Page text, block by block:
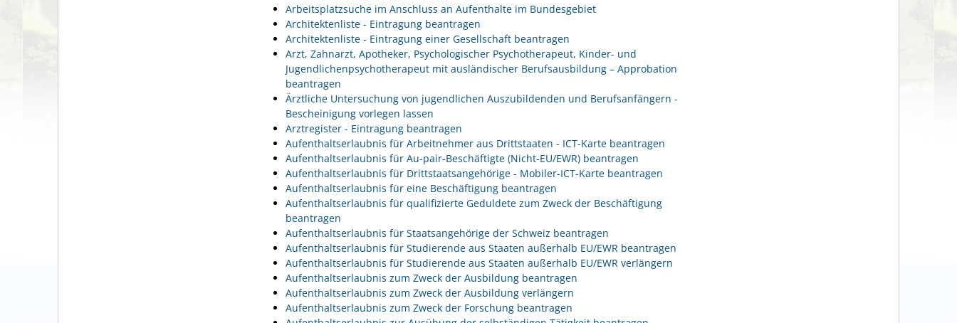
Arbeitsplatzsuche im Anschluss an Aufenthalte im Bundesgebiet
Architektenliste - Eintragung beantragen
Architektenliste - Eintragung einer Gesellschaft beantragen
Arzt, Zahnarzt, Apotheker, Psychologischer Psychotherapeut, Kinder- und
Jugendlichenpsychotherapeut mit ausländischer Berufsausbildung – Approbation
beantragen
Ärztliche Untersuchung von jugendlichen Auszubildenden und Berufsanfängern -
Bescheinigung vorlegen lassen
Arztregister - Eintragung beantragen
Aufenthaltserlaubnis für Arbeitnehmer aus Drittstaaten - ICT-Karte beantragen
Aufenthaltserlaubnis für Au-pair-Beschäftigte (Nicht-EU/EWR) beantragen
Aufenthaltserlaubnis für Drittstaatsangehörige - Mobiler-ICT-Karte beantragen
Aufenthaltserlaubnis für eine Beschäftigung beantragen
Aufenthaltserlaubnis für qualifizierte Geduldete zum Zweck der Beschäftigung
beantragen
Aufenthaltserlaubnis für Staatsangehörige der Schweiz beantragen
Aufenthaltserlaubnis für Studierende aus Staaten außerhalb EU/EWR beantragen
Aufenthaltserlaubnis für Studierende aus Staaten außerhalb EU/EWR verlängern
Aufenthaltserlaubnis zum Zweck der Ausbildung beantragen
Aufenthaltserlaubnis zum Zweck der Ausbildung verlängern
Aufenthaltserlaubnis zum Zweck der Forschung beantragen